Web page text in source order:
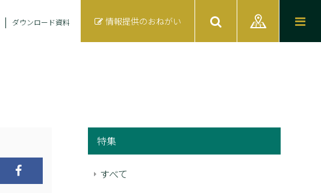
ダウンロード資料 情報提供のおねがい
特集
すべて